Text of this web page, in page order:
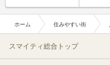
ホーム 住みやすい街
スマイティ総合トップ